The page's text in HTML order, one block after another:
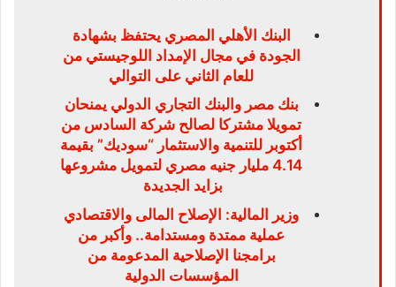
البنك الأهلي المصري يحتفظ بشهادة
الجودة في مجال الإمداد اللوجيستي من
للعام الثاني على التوالي
بنك مصر والبنك التجاري الدولي يمنحان
تمويلا مشتركا لصالح شركة السادس من
أكتوبر للتنمية والاستثمار “سوديك” بقيمة
4.14 مليار جنيه مصري لتمويل مشروعها
بزايد الجديدة
وزير المالية: الإصلاح المالى والاقتصادي
عملية ممتدة ومستدامة.. وأكبر من
برامجنا الإصلاحية المدعومة من
المؤسسات الدولية